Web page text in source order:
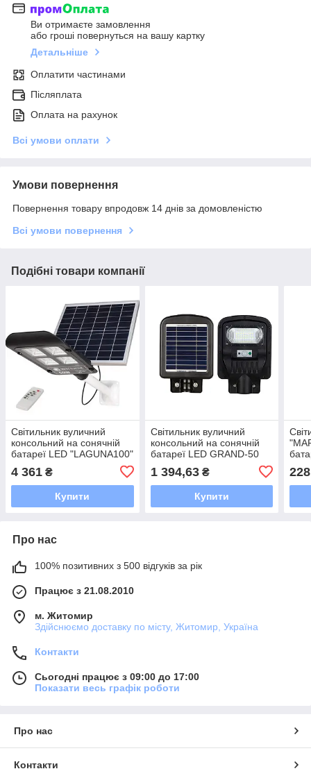
Ви отримаєте замовлення
або гроші повернуться на вашу картку
Детальніше
Оплатити частинами
Післяплата
Оплата на рахунок
Всі умови оплати
Умови повернення
Повернення товару впродовж 14 днів за домовленістю
Всі умови повернення
Подібні товари компанії
Світильник вуличний
консольний на сонячній
батареї LED "LAGUNA100"
4 361 ₴
Купити
Світильник вуличний
консольний на сонячній
батареї LED GRAND-50
1 394,63₴
Купити
Про нас
100% позитивних з 500 відгуків за рік
Працює з 21.08.2010
м. Житомир
Здійснюємо доставку по місту, Житомир, Україна
Контакти
Сьогодні працює з 09:00 до 17:00
Показати весь графік роботи
Про нас
Контакти